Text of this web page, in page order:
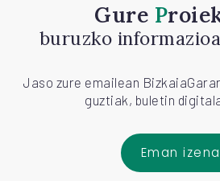
Gure
buruzko
Jaso zure emailean
guztiak, buletin
Eman izena